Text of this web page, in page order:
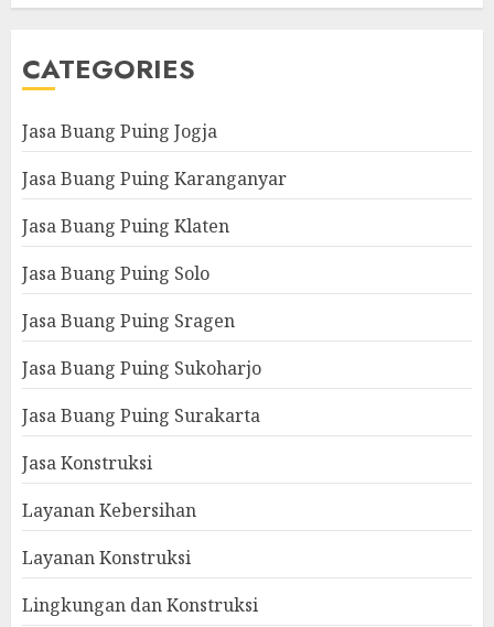
CATEGORIES
Jasa Buang Puing Jogja
Jasa Buang Puing Karanganyar
Jasa Buang Puing Klaten
Jasa Buang Puing Solo
Jasa Buang Puing Sragen
Jasa Buang Puing Sukoharjo
Jasa Buang Puing Surakarta
Jasa Konstruksi
Layanan Kebersihan
Layanan Konstruksi
Lingkungan dan Konstruksi